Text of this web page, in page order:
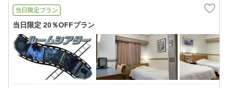
当日限定プラン
当日限定 20％OFFプラン